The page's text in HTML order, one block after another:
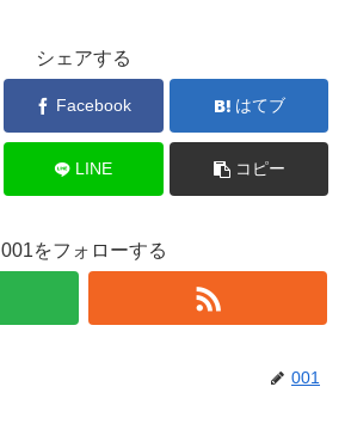
シェアする
Facebook はてブ
LINE コピー
001をフォローする
001